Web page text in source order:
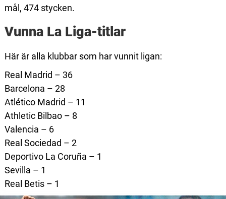
mål, 474 stycken.
Vunna La Liga-titlar
Här är alla klubbar som har vunnit ligan:
Real Madrid – 36
Barcelona – 28
Atlético Madrid – 11
Athletic Bilbao – 8
Valencia – 6
Real Sociedad – 2
Deportivo La Coruña – 1
Sevilla – 1
Real Betis – 1